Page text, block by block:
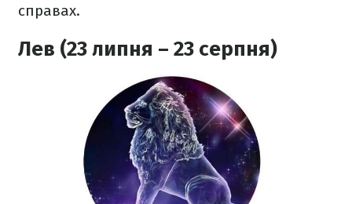
справах.
Лев (23 липня – 23 серпня)